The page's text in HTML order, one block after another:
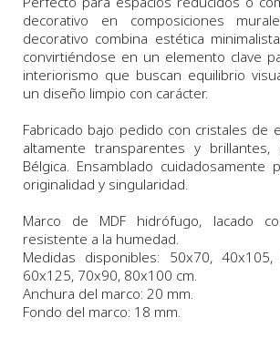
decorativo en composiciones
decorativo combina estética
convirtiéndose en un elemento clave
interiorismo que buscan equilibrio
un diseño limpio con carácter.
Fabricado bajo pedido con cristales de
altamente transparentes y brillantes,
Bélgica. Ensamblado cuidadosamente
originalidad y singularidad.
Marco de MDF hidrófugo, lacado
resistente a la humedad.
Medidas disponibles: 50x70,
60x125, 70x90, 80x100 cm.
Anchura del marco: 20 mm.
Fondo del marco: 18 mm.